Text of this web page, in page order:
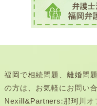
福岡で相続問題、離婚問
の方は、お気軽にお問い
Nexill&Partners:那珂川オ